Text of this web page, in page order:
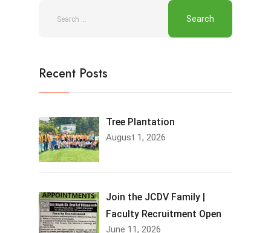
Recent Posts
Tree Plantation
August 1, 2026
Join the JCDV Family |
Faculty Recruitment Open
June 11, 2026